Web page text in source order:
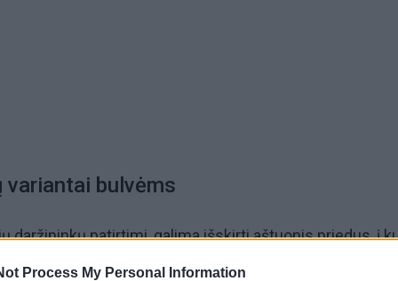
Process My Personal Information
variantai bulvėms
daržininkų patirtimi, galima išskirti aštuonis priedus, į
teigiamai. Naudojant bet kurį iš jų, gumbavaisiai